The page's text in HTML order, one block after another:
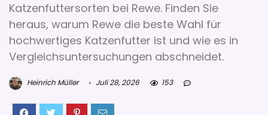
Katzenfuttersorten bei Rewe. Finden Sie
heraus, warum Rewe die beste Wahl für
hochwertiges Katzenfutter ist und wie es in
Vergleichsuntersuchungen abschneidet.
Heinrich Müller Juli 28, 2026 153